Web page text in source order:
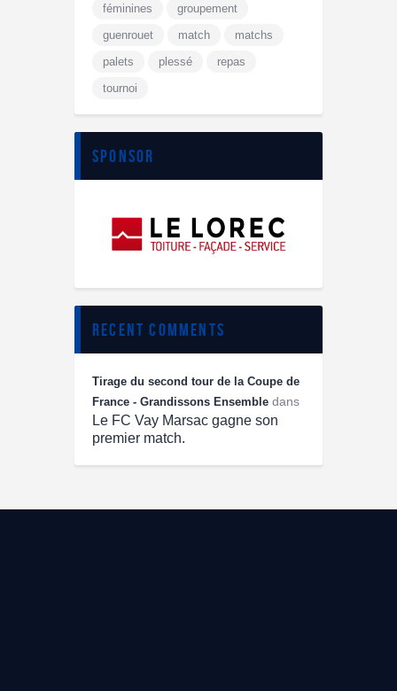
féminines
groupement
guenrouet
match
matchs
palets
plessé
repas
tournoi
sponsor
recent comments
Tirage du second tour de la Coupe de
France - Grandissons Ensemble dans
Le FC Vay Marsac gagne son
premier match.